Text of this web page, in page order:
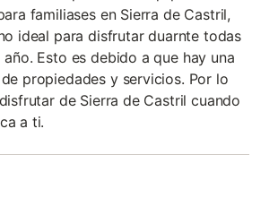
familiases en Sierra de Castril,
ideal para disfrutar duarnte todas
Esto es debido a que hay una
propiedades y servicios. Por lo
de Sierra de Castril cuando
a ti.